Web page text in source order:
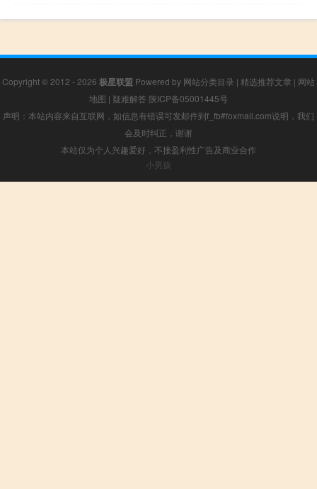
Copyright © 2012 - 2026 极星联盟 Powered by 网站分类目录 | 精选推荐文章 | 网站
地图 | 疑难解答 陕ICP备05001445号
声明：本站内容来自互联网，如信息有错误可发邮件到f_fb#foxmail.com说明，我们
会及时纠正，谢谢
本站仅为个人兴趣爱好，不接盈利性广告及商业合作
小男孩